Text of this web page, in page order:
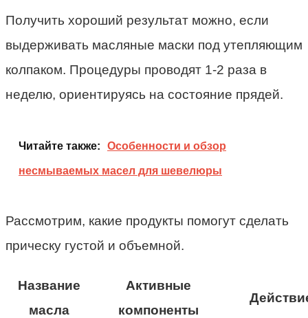
Получить хороший результат можно, если
выдерживать масляные маски под утепляющим
колпаком. Процедуры проводят 1-2 раза в
неделю, ориентируясь на состояние прядей.
Читайте также: Особенности и обзор
несмываемых масел для шевелюры
Рассмотрим, какие продукты помогут сделать
прическу густой и объемной.
Название
масла
Активные
компоненты